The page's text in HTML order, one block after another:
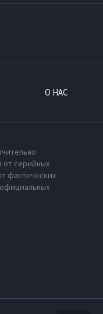
О НАС
от серийных
фактических